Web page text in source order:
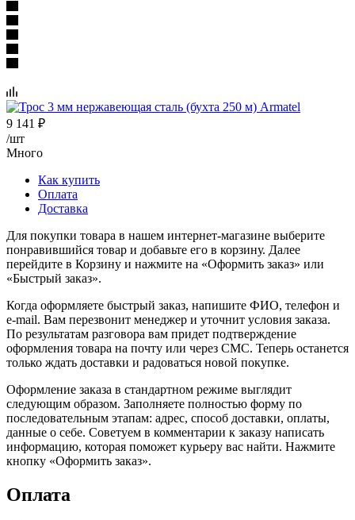
9 141 ₽
/шт
Много
Как купить
Оплата
Доставка
Для покупки товара в нашем интернет-магазине выберите
понравившийся товар и добавьте его в корзину. Далее
перейдите в Корзину и нажмите на «Оформить заказ» или
«Быстрый заказ».
Когда оформляете быстрый заказ, напишите ФИО, телефон и
e-mail. Вам перезвонит менеджер и уточнит условия заказа.
По результатам разговора вам придет подтверждение
оформления товара на почту или через СМС. Теперь останется
только ждать доставки и радоваться новой покупке.
Оформление заказа в стандартном режиме выглядит
следующим образом. Заполняете полностью форму по
последовательным этапам: адрес, способ доставки, оплаты,
данные о себе. Советуем в комментарии к заказу написать
информацию, которая поможет курьеру вас найти. Нажмите
кнопку «Оформить заказ».
Оплата